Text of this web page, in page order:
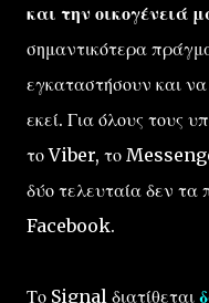
και την οικογένειά
σημαντικότερα
εγκαταστήσουν και
εκεί. Για όλους τους
το Viber, το
δύο τελευταία δεν τα
Facebook.
Το Signal διατίθεται